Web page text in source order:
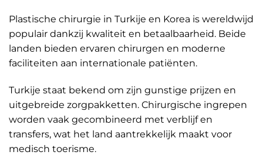
Plastische chirurgie in Turkije en Korea is wereldwijd
populair dankzij kwaliteit en betaalbaarheid. Beide
landen bieden ervaren chirurgen en moderne
faciliteiten aan internationale patiënten.
Turkije staat bekend om zijn gunstige prijzen en
uitgebreide zorgpakketten. Chirurgische ingrepen
worden vaak gecombineerd met verblijf en
transfers, wat het land aantrekkelijk maakt voor
medisch toerisme.